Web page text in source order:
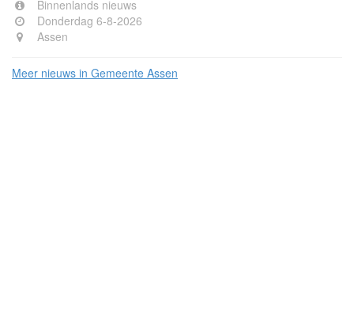
Binnenlands nieuws
Donderdag 6-8-2026
Assen
Meer nieuws in Gemeente Assen